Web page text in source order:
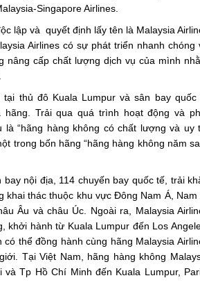
Singapore Airlines.
lập và quyết định lấy tên là Malaysia
Airlines có sự phát triển nhanh chóng
nâng cấp chất lượng dịch vụ của mình
thủ đô Kuala Lumpur và sân bay quốc
Trải qua quá trình hoạt động và
“hãng hàng không có chất lượng và uy
trong bốn hãng “hãng hàng không năm
nội địa, 114 chuyến bay quốc tế, trải
thác thuộc khu vực Đông Nam Á, Nam
Âu và châu Úc. Ngoài ra, Malaysia
hành từ Kuala Lumpur đến Los
thể đồng hành cùng hãng Malaysia
Tại Việt Nam, hãng hàng không
Tp Hồ Chí Minh đến Kuala Lumpur,